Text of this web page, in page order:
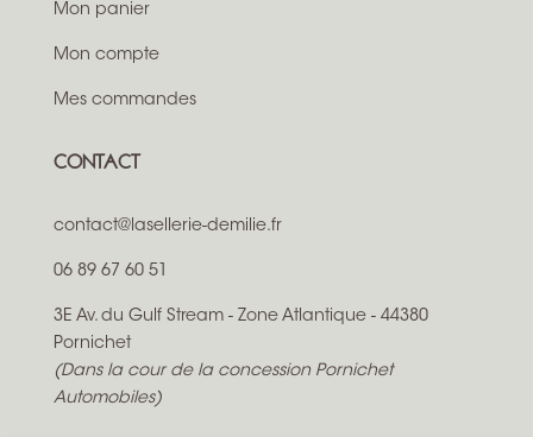
Mon panier
Mon compte
Mes commandes
CONTACT
contact@lasellerie-demilie.fr
06 89 67 60 51
3E Av. du Gulf Stream - Zone Atlantique - 44380
Pornichet
(Dans la cour de la concession Pornichet
Automobiles)